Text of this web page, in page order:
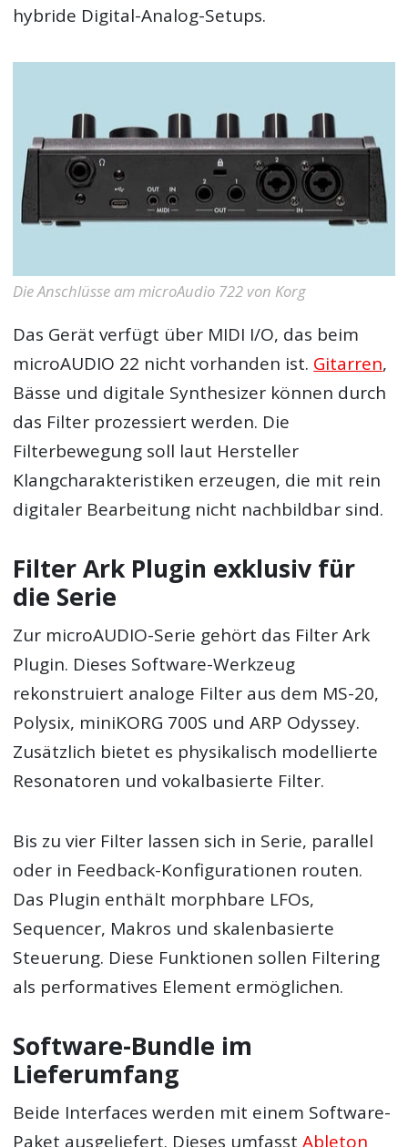
hybride Digital-Analog-Setups.
Die Anschlüsse am microAudio 722 von Korg
Das Gerät verfügt über MIDI I/O, das beim
microAUDIO 22 nicht vorhanden ist. Gitarren,
Bässe und digitale Synthesizer können durch
das Filter prozessiert werden. Die
Filterbewegung soll laut Hersteller
Klangcharakteristiken erzeugen, die mit rein
digitaler Bearbeitung nicht nachbildbar sind.
Filter Ark Plugin exklusiv für
die Serie
Zur microAUDIO-Serie gehört das Filter Ark
Plugin. Dieses Software-Werkzeug
rekonstruiert analoge Filter aus dem MS-20,
Polysix, miniKORG 700S und ARP Odyssey.
Zusätzlich bietet es physikalisch modellierte
Resonatoren und vokalbasierte Filter.
Bis zu vier Filter lassen sich in Serie, parallel
oder in Feedback-Konfigurationen routen.
Das Plugin enthält morphbare LFOs,
Sequencer, Makros und skalenbasierte
Steuerung. Diese Funktionen sollen Filtering
als performatives Element ermöglichen.
Software-Bundle im
Lieferumfang
Beide Interfaces werden mit einem Software-
Paket ausgeliefert. Dieses umfasstAbleton